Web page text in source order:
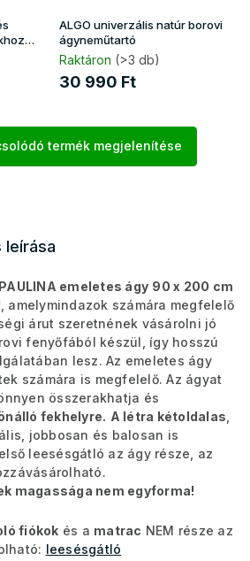
ALGO univerzális natúr borovi
ágyneműtartó
Raktáron (>3 db)
30 990 Ft
termék megjelenítése
leírása
PAULINA emeletes ágy 90 x 200 cm
, amelymindazok számára megfelelő
árut szeretnének vásárolni jó
fenyőfából készül, így hosszú
lesz. Az emeletes ágy
számára is megfelelő. Az ágyat
összerakhatja és
fekhelyre. A létra kétoldalas
jobbosan és balosan is
leesésgátló az ágy része, az
magassága nem egyforma!
fiókok és a matrac NEM része az
leesésgátló